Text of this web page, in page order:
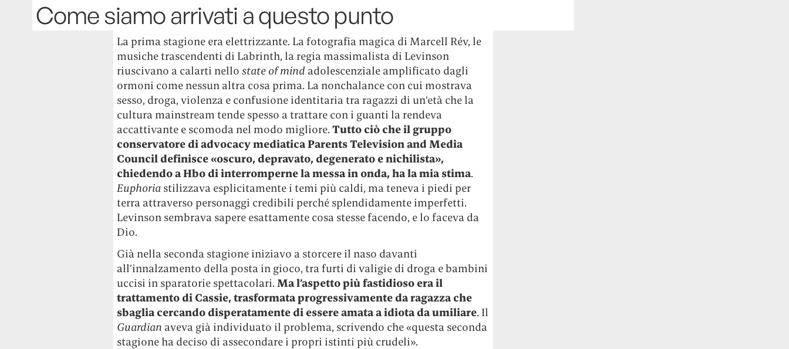
Come siamo arrivati a questo punto
La prima stagione era elettrizzante. La fotografia magica di Marcell Rév, le
musiche trascendenti di Labrinth, la regia massimalista di Levinson
riuscivano a calarti nellostate of mind adolescenziale amplificato dagli
ormoni come nessun altra cosa prima. La nonchalance con cui mostrava
sesso, droga, violenza e confusione identitaria tra ragazzi di un’età che la
cultura mainstream tende spesso a trattare con i guanti la rendeva
accattivante e scomoda nel modo migliore.Tutto ciò che il gruppo
conservatore di advocacy mediatica Parents Television and Media
Council definisce «oscuro, depravato, degenerato e nichilista»,
chiedendo a Hbo di interromperne la messa in onda, ha la mia stima.
Euphoria stilizzava esplicitamente i temi più caldi, ma teneva i piedi per
terra attraverso personaggi credibili perché splendidamente imperfetti.
Levinson sembrava sapere esattamente cosa stesse facendo, e lo faceva da
Dio.
Già nella seconda stagione iniziavo a storcere il naso davanti
all’innalzamento della posta in gioco, tra furti di valigie di droga e bambini
uccisi in sparatorie spettacolari.Ma l’aspetto più fastidioso era il
trattamento di Cassie, trasformata progressivamente da ragazza che
sbaglia cercando disperatamente di essere amata a idiota da umiliare. Il
Guardian aveva già individuato il problema, scrivendo che «questa seconda
stagione ha deciso di assecondare i propri istinti più crudeli».